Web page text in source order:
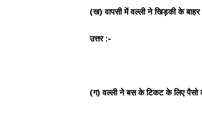
(ख) वापसी में वल्ली ने खिड़की के बाहर
उत्तर :-
(ग) वल्ली ने बस के टिकट के लिए पैसो